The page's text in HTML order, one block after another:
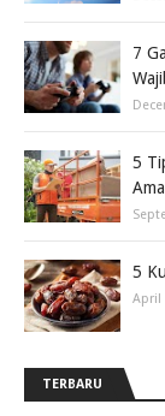
7
5
5
April
TERBARU